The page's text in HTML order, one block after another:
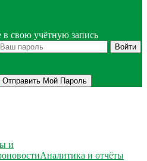
свою учётную запись
и
Аналитика и отчёты